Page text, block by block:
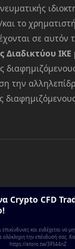
το
σε αυτόν
Διαδικτύου ΙΚΕ
την
Crypto CFD
και ενδέχεται να
ολόκληρη την επένδυσή σας.
https://etoro.tw/3PI44nZ